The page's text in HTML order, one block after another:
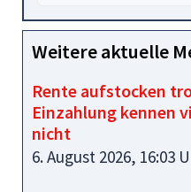
Weitere aktuelle
Rente aufstocken
Einzahlung kennen
nicht
6. August 2026, 16:03